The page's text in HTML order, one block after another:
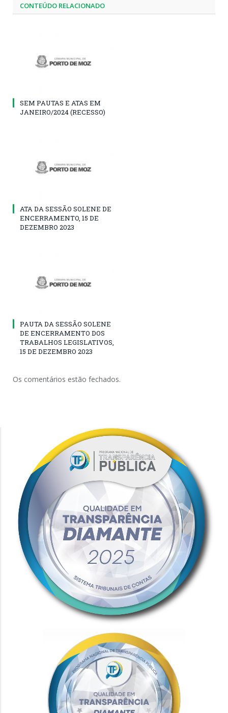
CONTEÚDO RELACIONADO
SEM PAUTAS E ATAS EM
JANEIRO/2024 (RECESSO)
ATA DA SESSÃO SOLENE DE
ENCERRAMENTO, 15 DE
DEZEMBRO 2023
PAUTA DA SESSÃO SOLENE
DE ENCERRAMENTO DOS
TRABALHOS LEGISLATIVOS,
15 DE DEZEMBRO 2023
Os comentários estão fechados.